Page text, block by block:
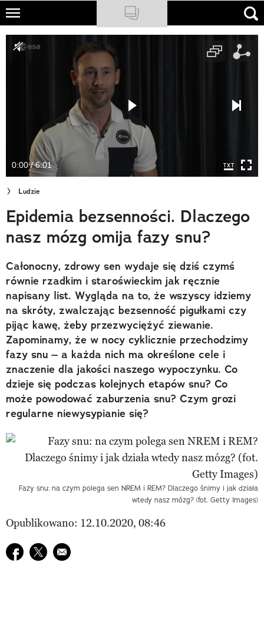
Skip
main
NATIONAL GEOGRAPHIC
Newsletter
Cuda Polski
Wielki Konkurs Fotograficzny
Trendbook Podróżniczy
Polecane
0:00 / 6:01
Ludzie
Epidemia bezsenności. Dlaczego
nasz mózg omija fazy snu?
Całonocny, zdrowy sen wydaje się dziś czymś
równie rzadkim i staroświeckim jak ręcznie
napisany list. Wygląda na to, że wszyscy idziemy
na skróty, zwalczając bezsenność pigułkami czy
pijąc kawę, żeby przezwyciężyć ziewanie.
Zapominamy, że w nocy cyklicznie przechodzimy
fazy snu – a każda nich ma określone cele i
znaczenie dla jakości naszego wypoczynku. Co
dzieje się podczas kolejnych etapów snu? Co
może powodować zaburzenia snu? Czym grozi
regularne niewysypianie się?
Fazy snu: na czym polega sen NREM i REM? Dlaczego śnimy i jak działa
wtedy nasz mózg? (fot. Getty Images)
Opublikowano: 12.10.2020, 08:46
Udostępnij na facebook
Udostępnij na twitter
E-mail do przyjaciela